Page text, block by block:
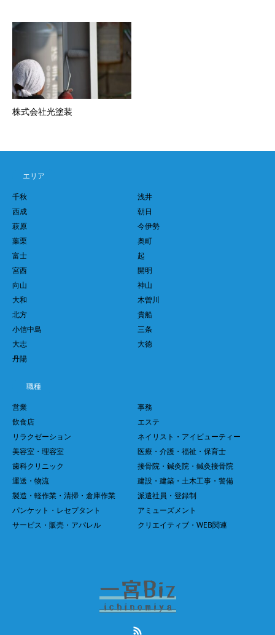
株式会社光塗装
エリア
千秋
浅井
西成
朝日
萩原
今伊勢
葉栗
奥町
富士
起
宮西
開明
向山
神山
大和
木曽川
北方
貴船
小信中島
三条
大志
大徳
丹陽
職種
営業
事務
飲食店
エステ
リラクゼーション
ネイリスト・アイビューティー
美容室・理容室
医療・介護・福祉・保育士
歯科クリニック
接骨院・鍼灸院・鍼灸接骨院
運送・物流
建設・建築・土木工事・警備
製造・軽作業・清掃・倉庫作業
派遣社員・登録制
パンケット・レセプタント
アミューズメント
サービス・販売・アパレル
クリエイティブ・WEB関連